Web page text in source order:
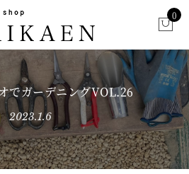
0
でガーデニングVOL.26
2023.1.6